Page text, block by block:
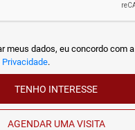
meus dados, eu concordo com a
.
TENHO INTERESSE
AGENDAR UMA VISITA